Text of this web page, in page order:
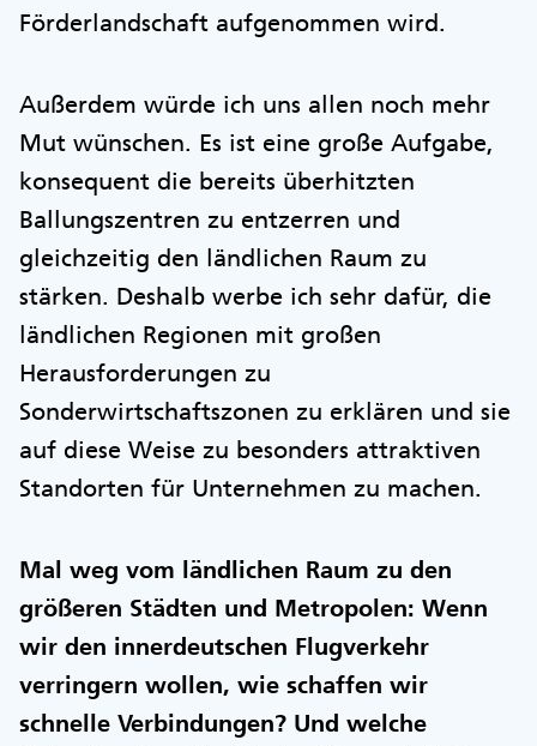
Förderlandschaft aufgenommen wird.
Außerdem würde ich uns allen noch mehr
Mut wünschen. Es ist eine große Aufgabe,
konsequent die bereits überhitzten
Ballungszentren zu entzerren und
gleichzeitig den ländlichen Raum zu
stärken. Deshalb werbe ich sehr dafür, die
ländlichen Regionen mit großen
Herausforderungen zu
Sonderwirtschaftszonen zu erklären und sie
auf diese Weise zu besonders attraktiven
Standorten für Unternehmen zu machen.
Mal weg vom ländlichen Raum zu den
größeren Städten und Metropolen: Wenn
wir den innerdeutschen Flugverkehr
verringern wollen, wie schaffen wir
schnelle Verbindungen? Und welche